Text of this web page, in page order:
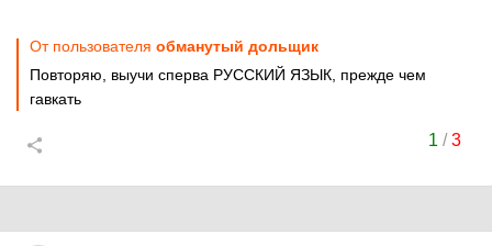
От пользователя обманутый дольщик
Повторяю, выучи сперва РУССКИЙ ЯЗЫК, прежде чем
гавкать
1 /3